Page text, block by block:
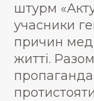
штурм
учасники
причин
житті.